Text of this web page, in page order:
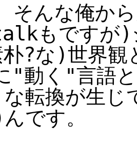
そんな俺か
もですが)
朴?な)世界
"動く"言語
な転換が生
です。